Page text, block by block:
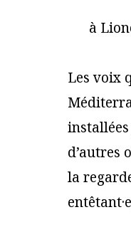
à
Les voix
d’autres
la